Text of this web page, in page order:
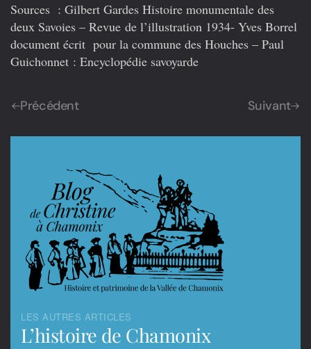
Sources : Gilbert Gardes Histoire monumentale des
deux Savoies – Revue de l’illustration 1934- Yves Borrel
document écrit pour la commune des Houches – Paul
Guichonnet : Encyclopédie savoyarde
Précédent Suivant
LES AUTRES ARTICLES
L’histoire de Chamonix